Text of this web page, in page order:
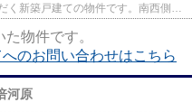
く新築戸建ての物件です。南西側の
物件です。
のお問い合わせはこちら
河原